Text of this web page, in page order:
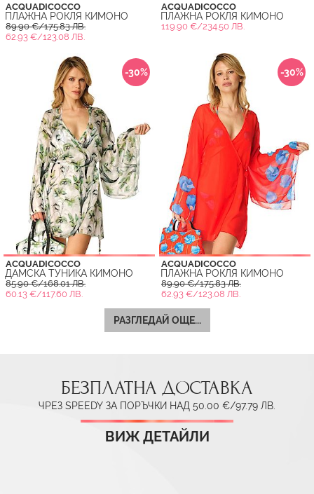
ACQUADICOCCO
ПЛАЖНА РОКЛЯ КИМОНО
89.90 €/175.83 ЛВ.
62.93 €/123.08 ЛВ.
ACQUADICOCCO
ПЛАЖНА РОКЛЯ КИМОНО
119.90 €/234.50 ЛВ.
-30%
ACQUADICOCCO
ДАМСКА ТУНИКА КИМОНО
85.90 €/168.01 ЛВ.
60.13 €/117.60 ЛВ.
-30%
ACQUADICOCCO
ПЛАЖНА РОКЛЯ КИМОНО
89.90 €/175.83 ЛВ.
62.93 €/123.08 ЛВ.
РАЗГЛЕДАЙ ОЩЕ...
БЕЗПЛАТНА ДОСТАВКА
ЧРЕЗ SPEEDY ЗА ПОРЪЧКИ НАД 50.00 €/97.79 ЛВ.
ВИЖ ДЕТАЙЛИ